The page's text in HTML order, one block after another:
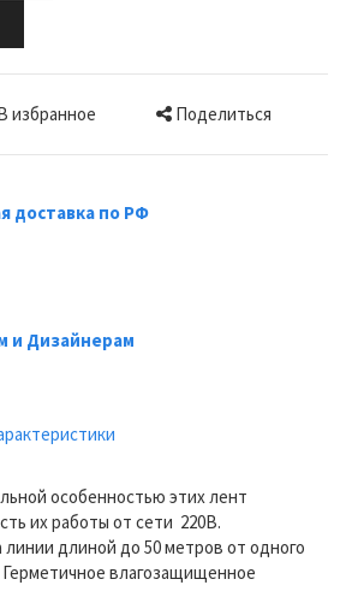
избранное Поделиться
доставка по РФ
и Дизайнерам
особенностью этих лент
их работы от сети 220В.
линии длиной до 50 метров от одного
влагозащищенное